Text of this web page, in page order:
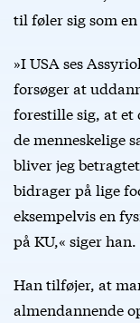
til føler sig som
»I USA ses
forsøger at
forestille sig, at et
de menneskelige
bliver jeg
bidrager på lige
eksempelvis en
på KU,« siger han.
Han tilføjer, at
almendannende